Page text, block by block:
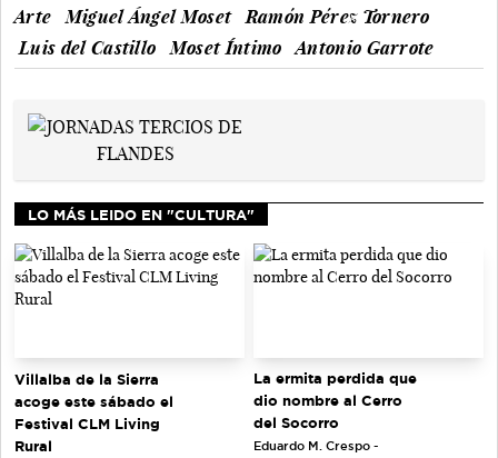
Arte
Miguel Ángel Moset
Ramón Pérez Tornero
Luis del Castillo
Moset Íntimo Antonio Garrote
LO MÁS LEIDO EN "CULTURA"
Villalba de la Sierra
acoge este sábado el
Festival CLM Living
Rural
La ermita perdida que
dio nombre al Cerro
del Socorro
Eduardo M. Crespo -